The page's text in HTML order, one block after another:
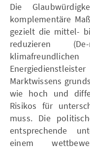
Die
komplementäre
gezielt die mittel-
reduzieren
Marktwissens
wie hoch und
Risikos für
muss. Die
entsprechende
einem